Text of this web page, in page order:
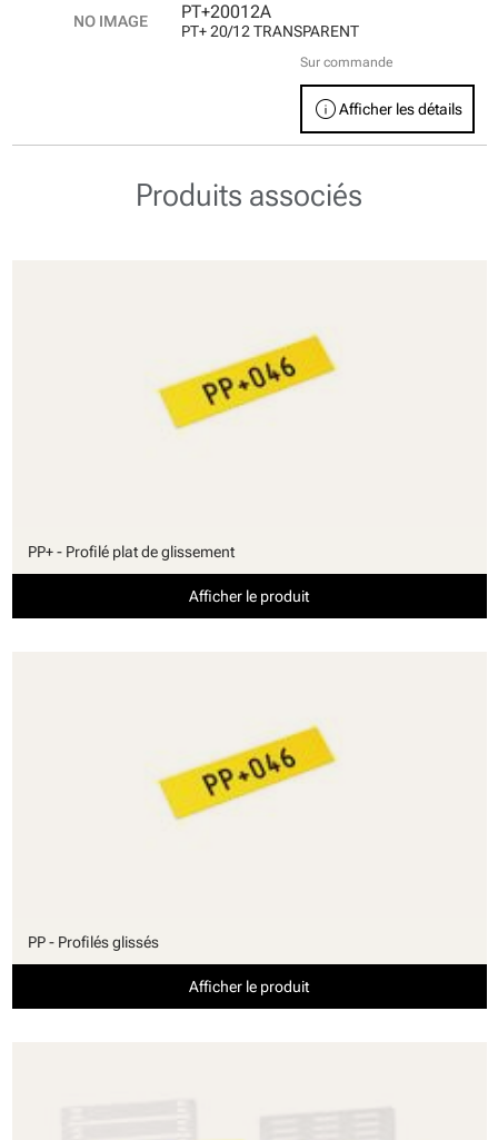
PT+20012A
PT+ 20/12 TRANSPARENT
Sur commande
infoAfficher les détails
Produits associés
PP+ - Profilé plat de glissement
Afficher le produit
PP - Profilés glissés
Afficher le produit